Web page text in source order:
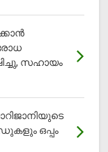
സഹായം
ഒപ്പം